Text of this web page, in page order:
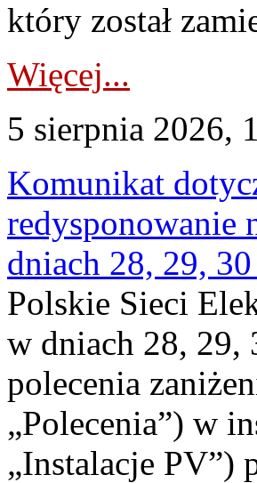
który został
Więcej...
5 sierpnia 2026,
Komunikat
redysponowanie
dniach 28, 29,
Polskie Sieci
w dniach 28, 29,
polecenia
„Polecenia”) w
„Instalacje PV”)